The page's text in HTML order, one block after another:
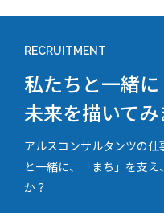
RECRUITMENT
私たちと一緒に
未来を描いてみ
アルスコンサルタンツの
と一緒に、「まち」を支
か？